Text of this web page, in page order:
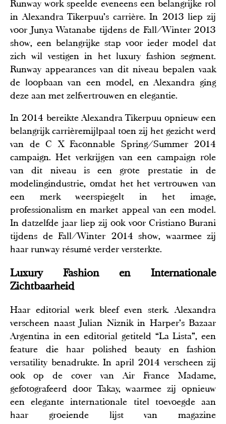
Runway work speelde eveneens een belangrijke rol
in Alexandra Tikerpuu’s carrière. In 2013 liep zij
voor Junya Watanabe tijdens de Fall/Winter 2013
show, een belangrijke stap voor ieder model dat
zich wil vestigen in het luxury fashion segment.
Runway appearances van dit niveau bepalen vaak
de loopbaan van een model, en Alexandra ging
deze aan met zelfvertrouwen en elegantie.
In 2014 bereikte Alexandra Tikerpuu opnieuw een
belangrijk carrièremijlpaal toen zij het gezicht werd
van de C X Faconnable Spring/Summer 2014
campaign. Het verkrijgen van een campaign role
van dit niveau is een grote prestatie in de
modelingindustrie, omdat het het vertrouwen van
een merk weerspiegelt in het image,
professionalism en market appeal van een model.
In datzelfde jaar liep zij ook voor Cristiano Burani
tijdens de Fall/Winter 2014 show, waarmee zij
haar runway résumé verder versterkte.
Luxury Fashion en Internationale
Zichtbaarheid
Haar editorial werk bleef even sterk. Alexandra
verscheen naast Julian Niznik in Harper’s Bazaar
Argentina in een editorial getiteld “La Lista”, een
feature die haar polished beauty en fashion
versatility benadrukte. In april 2014 verscheen zij
ook op de cover van Air France Madame,
gefotografeerd door Takay, waarmee zij opnieuw
een elegante internationale titel toevoegde aan
haar groeiende lijst van magazine